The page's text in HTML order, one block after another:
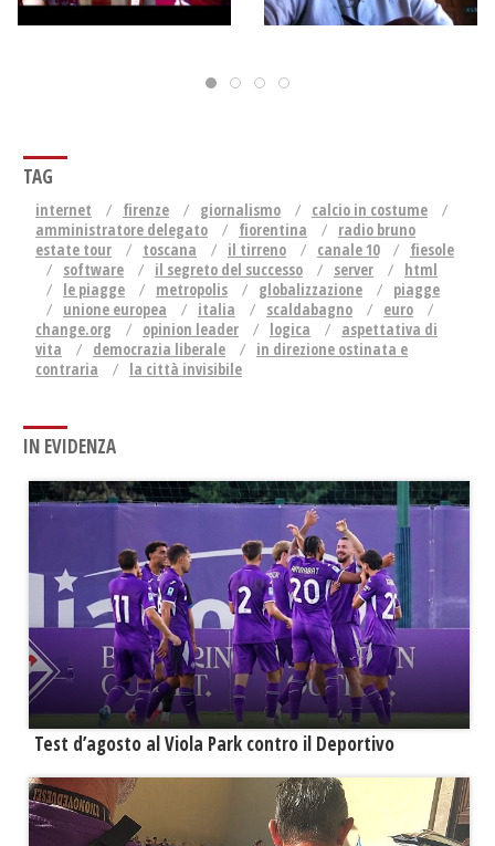
TAG
internet firenze giornalismo
calcio in costume
amministratore delegato
fiorentina
radio bruno
estate tour
toscana il tirreno canale 10
fiesole
software
il segreto del successo server
html
le piagge
metropolis globalizzazione
piagge
unione europea
italia scaldabagno
euro
change.org
opinion leader logica
aspettativa di
vita
democrazia liberale
in direzione ostinata e
contraria
la città invisibile
IN EVIDENZA
Test d’agosto al Viola Park contro il Deportivo